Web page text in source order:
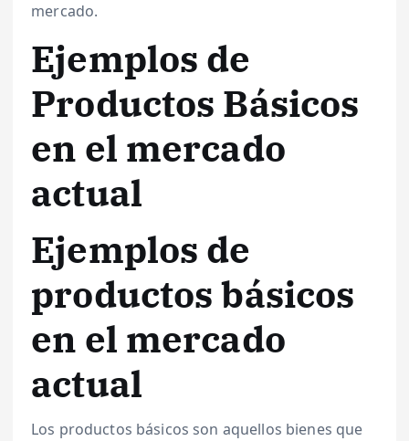
mercado.
Ejemplos de
Productos Básicos
en el mercado
actual
Ejemplos de
productos básicos
en el mercado
actual
Los productos básicos son aquellos bienes que